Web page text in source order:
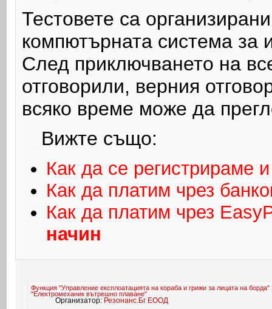
Тестовете са
компютърната система
След приключването на
отговорили, верния
всяко време може да
Вижте също:
Как да се регистрираме
Как да платим чрез
Как да платим чрез
начин
Функция "Управление експлоатацията на кораба и грижи за лицата на борда"
"Електромеханик вътрешно плаване"
Организатор: Резонанс.Бг ЕООД